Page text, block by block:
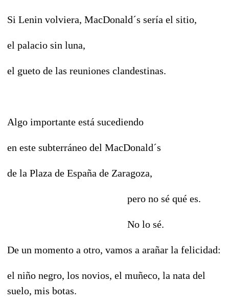
Si Lenin volviera, MacDonald´s sería el sitio,
el palacio sin luna,
el gueto de las reuniones clandestinas.
Algo importante está sucediendo
en este subterráneo del MacDonald´s
de la Plaza de España de Zaragoza,
pero no sé qué es.
No lo sé.
De un momento a otro, vamos a arañar la felicidad:
el niño negro, los novios, el muñeco, la nata del
suelo, mis botas.